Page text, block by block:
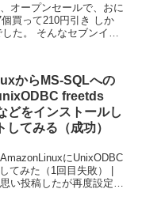
オープンセールで、おに
買って210円引き しか
た。 そんなセブンイレ
からMS-SQLへの
freetds
どをインストールし
してみる（成功）
にUnixODBC
てみた（1回目失敗） |
い投稿したが再度設定す